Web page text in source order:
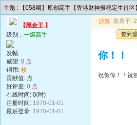
主题 : 【058期】原创高手【香港财神报稳定生肖区
【黑金王.】
级别： 一级高手
发帖:
威望: 0 点
铜币: 枚
贡献值: 点
好评度: 0 点
在线时间: 0(时)
注册时间: 1970-01-01
最后登录: 1970-01-01
沙发 发表于:
签到
你！！
祝贺你！！祝